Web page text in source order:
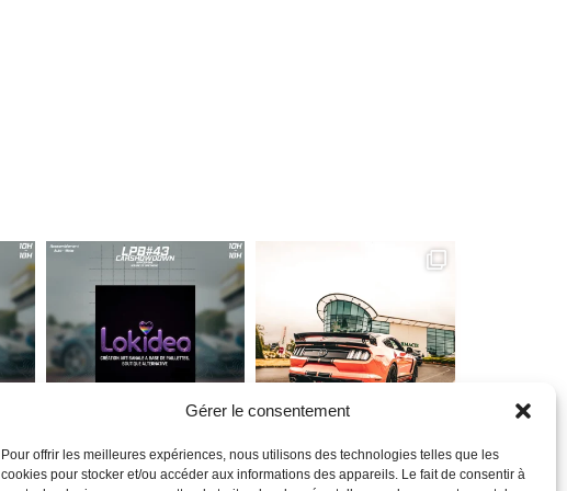
Gérer le consentement
Pour offrir les meilleures expériences, nous utilisons des technologies telles que les
cookies pour stocker et/ou accéder aux informations des appareils. Le fait de consentir à